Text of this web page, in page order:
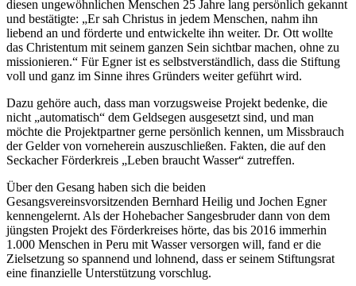
diesen ungewöhnlichen Menschen 25 Jahre lang persönlich gekannt
und bestätigte: „Er sah Christus in jedem Menschen, nahm ihn
liebend an und förderte und entwickelte ihn weiter. Dr. Ott wollte
das Christentum mit seinem ganzen Sein sichtbar machen, ohne zu
missionieren.“ Für Egner ist es selbstverständlich, dass die Stiftung
voll und ganz im Sinne ihres Gründers weiter geführt wird.
Dazu gehöre auch, dass man vorzugsweise Projekt bedenke, die
nicht „automatisch“ dem Geldsegen ausgesetzt sind, und man
möchte die Projektpartner gerne persönlich kennen, um Missbrauch
der Gelder von vorneherein auszuschließen. Fakten, die auf den
Seckacher Förderkreis „Leben braucht Wasser“ zutreffen.
Über den Gesang haben sich die beiden
Gesangsvereinsvorsitzenden Bernhard Heilig und Jochen Egner
kennengelernt. Als der Hohebacher Sangesbruder dann von dem
jüngsten Projekt des Förderkreises hörte, das bis 2016 immerhin
1.000 Menschen in Peru mit Wasser versorgen will, fand er die
Zielsetzung so spannend und lohnend, dass er seinem Stiftungsrat
eine finanzielle Unterstützung vorschlug.